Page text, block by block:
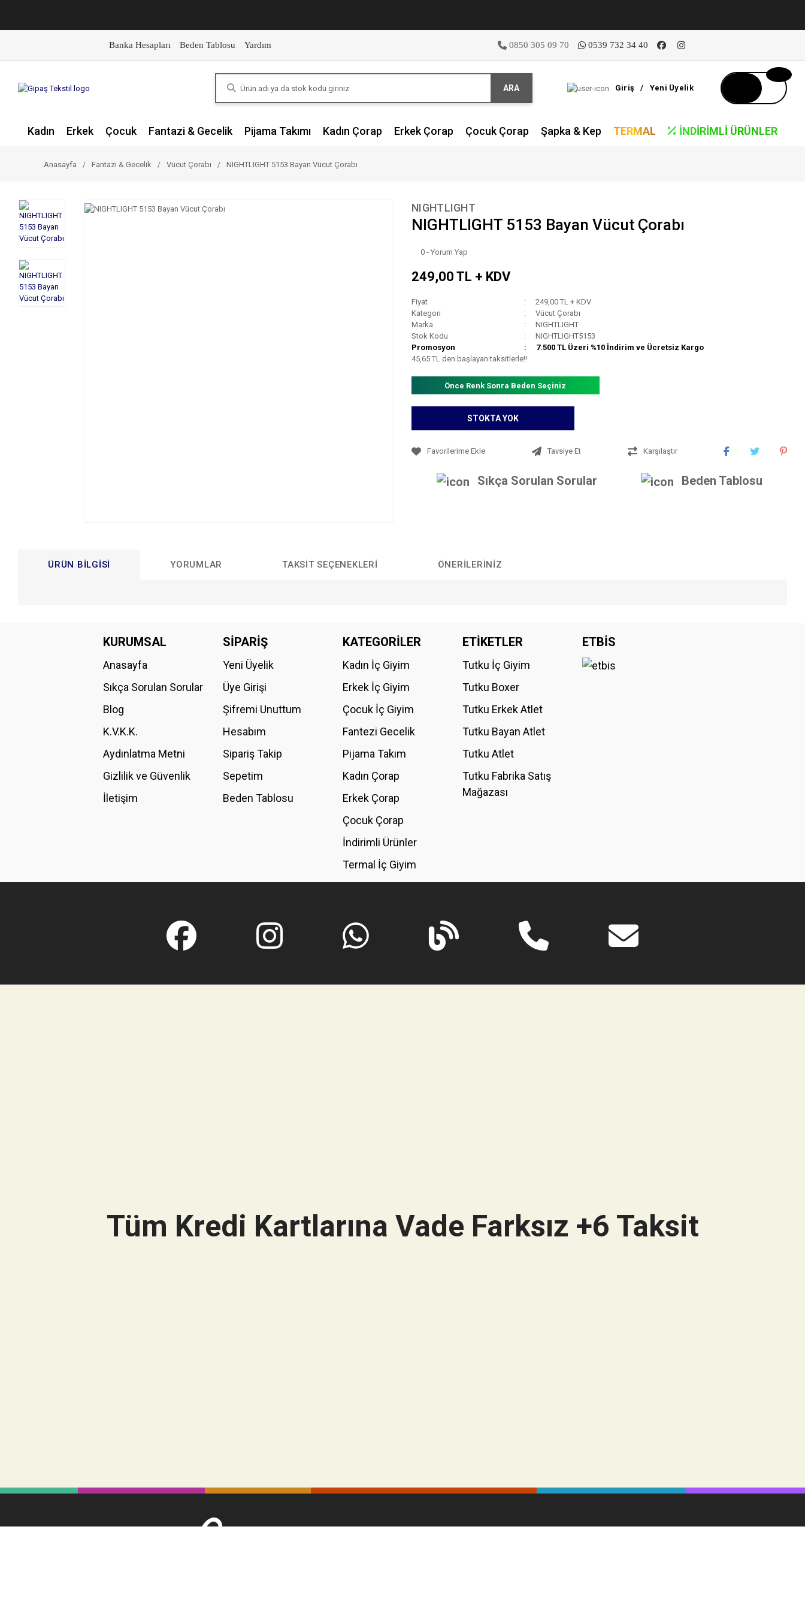
Banka Hesapları Beden Tablosu Yardım 0850 305 09 70 0539 732 34 40
ARA Giriş / Yeni Üyelik
Kadın Erkek Çocuk Fantazi & Gecelik Pijama Takımı Kadın Çorap Erkek Çorap Çocuk Çorap Şapka & Kep TERMAL İNDIRIMLI ÜRÜNLER
Anasayfa Fantazi & Gecelik Vücut Çorabı NIGHTLIGHT 5153 Bayan Vücut Çorabı
NIGHTLIGHT
NIGHTLIGHT 5153 Bayan Vücut Çorabı
0 - Yorum Yap
249,00 TL + KDV
Fiyat
249,00 TL + KDV
Kategori
Vücut Çorabı
Marka
NIGHTLIGHT
Stok Kodu
NIGHTLIGHT5153
Promosyon
7.500 TL Üzeri %10 İndirim ve Ücretsiz Kargo
45,65 TL den başlayan taksitlerle!!
Önce Renk Sonra Beden Seçiniz
STOKTA YOK
Tavsiye Et Karşılaştır
Sıkça Sorulan Sorular Beden Tablosu
ÜRÜN BILGISI YORUMLAR TAKSIT SEÇENEKLERI ÖNERILERINIZ
Bu ürüne ilk yorumu siz yapın!
Ürün resmi kalitesiz, bozuk veya görüntülenemiyor.
Ürün fiyatı diğer sitelerden daha pahalı.
Bu ürüne benzer farklı alternatifler olmalı.
KURUMSAL
Anasayfa
Sıkça Sorulan Sorular
Blog
K.V.K.K.
Aydınlatma Metni
Gizlilik ve Güvenlik
İletişim
SİPARİŞ
Yeni Üyelik
Üye Girişi
Şifremi Unuttum
Hesabım
Sipariş Takip
Sepetim
Beden Tablosu
KATEGORİLER
Kadın İç Giyim
Erkek İç Giyim
Çocuk İç Giyim
Fantezi Gecelik
Pijama Takım
Kadın Çorap
Erkek Çorap
Çocuk Çorap
İndirimli Ürünler
Termal İç Giyim
ETİKETLER
Tutku İç Giyim
Tutku Boxer
Tutku Erkek Atlet
Tutku Bayan Atlet
Tutku Atlet
Tutku Fabrika Satış
Mağazası
ETBİS
Tüm Kredi Kartlarına Vade Farksız +6 Taksit